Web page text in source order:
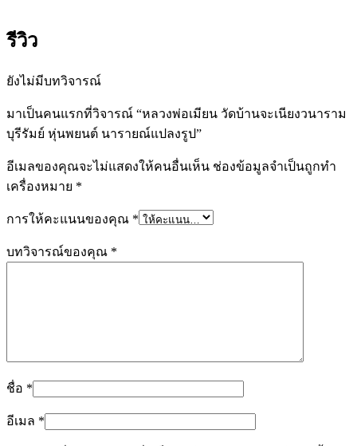
รีวิว
ยังไม่มีบทวิจารณ์
มาเป็นคนแรกที่วิจารณ์ “หลวงพ่อเมียน วัดบ้านจะเนียงวนาราม
บุรีรัมย์ หุ่นพยนต์ นารายณ์แปลงรูป”
อีเมลของคุณจะไม่แสดงให้คนอื่นเห็น ช่องข้อมูลจำเป็นถูกทำ
เครื่องหมาย *
การให้คะแนนของคุณ *
บทวิจารณ์ของคุณ *
ชื่อ *
อีเมล *